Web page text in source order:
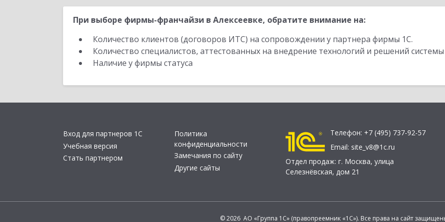
При выборе фирмы-франчайзи в Алексеевке, обратите внимание на:
Количество клиентов (договоров ИТС) на сопровождении у партнера фирмы 1С.
Количество специалистов, аттестованных на внедрение технологий и решений
Наличие у фирмы статуса
Вход для партнеров 1С
Учебная версия
Стать партнером
Политика
конфиденциальности
Замечания по сайту
Другие сайты
Телефон: +7 (495) 737-92-57
Email: site_v8@1c.ru
Отдел продаж: г. Москва, улица
Селезнёвская, дом 21
© 2026 АО «Группа 1С» (правопреемник «1С»). Все права на сайт